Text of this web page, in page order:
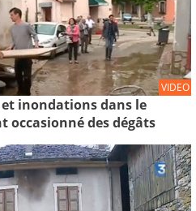
VIDEO
et inondations dans le
occasionné des dégâts